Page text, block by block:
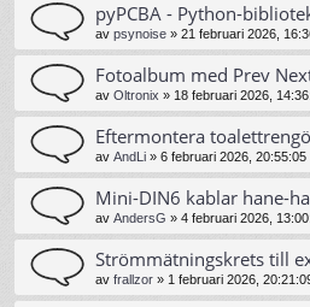
pyPCBA - Python-
av psynoise » 21 februari 2026,
Fotoalbum med Prev
av Oltronix » 18 februari 2026,
Eftermontera
av AndLi » 6 februari 2026, 20:55:05
Mini-DIN6 kablar hane-
av AndersG » 4 februari 2026,
Strömmätningskrets till
av frallzor » 1 februari 2026,